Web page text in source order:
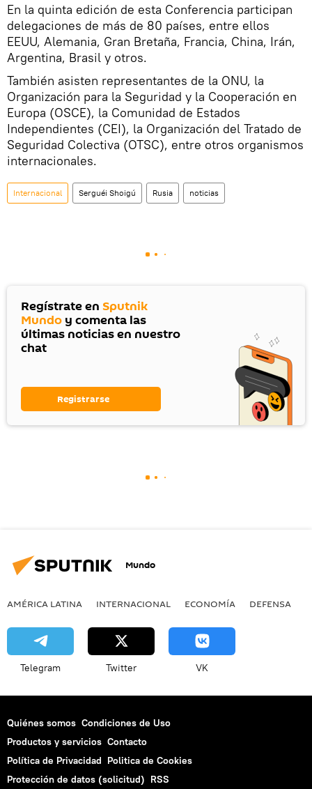
En la quinta edición de esta Conferencia participan
delegaciones de más de 80 países, entre ellos
EEUU, Alemania, Gran Bretaña, Francia, China, Irán,
Argentina, Brasil y otros.
También asisten representantes de la ONU, la
Organización para la Seguridad y la Cooperación en
Europa (OSCE), la Comunidad de Estados
Independientes (CEI), la Organización del Tratado de
Seguridad Colectiva (OTSC), entre otros organismos
internacionales.
Internacional Serguéi Shoigú Rusia noticias
Regístrate en Sputnik
Mundo y comenta las
últimas noticias en nuestro
chat
Registrarse
Mundo
AMÉRICA LATINA INTERNACIONAL ECONOMÍA DEFENSA
Telegram Twitter VK
Quiénes somos Condiciones de Uso
Productos y servicios Contacto
Política de Privacidad Politica de Cookies
Protección de datos (solicitud) RSS